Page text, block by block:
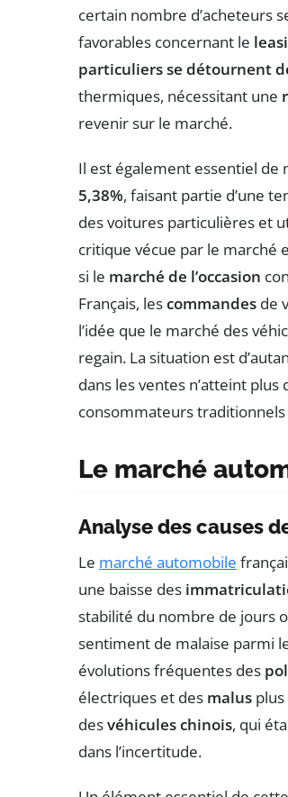
certain nombre d’acheteurs
favorables concernant le
particuliers se détournent
thermiques, nécessitant une
revenir sur le marché.
Il est également essentiel de
5,38%, faisant partie d’une
des voitures particulières et
critique vécue par le marché
si le marché de l’occasion
Français, lescommandes de
l’idée que le marché des
regain. La situation est
dans les ventes n’atteint plus
consommateurs
Le marché
Analyse des causes
Le marché automobile
une baisse des
stabilité du nombre de jours
sentiment de malaise parmi
évolutions fréquentes des
électriques et des malus
desvéhicules chinois, qui
dans l’incertitude.